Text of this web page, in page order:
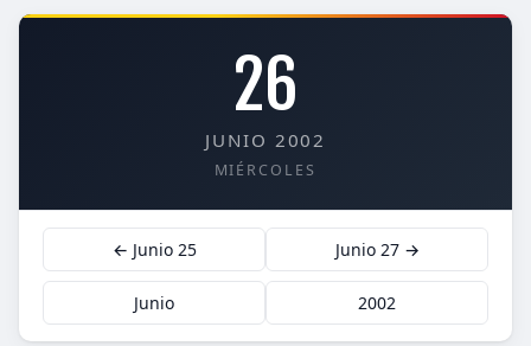
26
JUNIO 2002
MIÉRCOLES
← Junio 25 Junio 27 →
Junio 2002